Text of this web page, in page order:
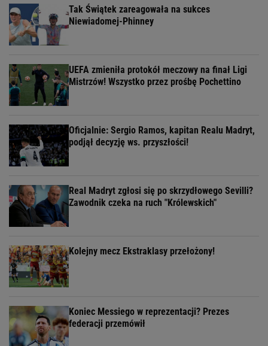
Tak Świątek zareagowała na sukces
Niewiadomej-Phinney
UEFA zmieniła protokół meczowy na finał Ligi
Mistrzów! Wszystko przez prośbę Pochettino
Oficjalnie: Sergio Ramos, kapitan Realu Madryt,
podjął decyzję ws. przyszłości!
Real Madryt zgłosi się po skrzydłowego Sevilli?
Zawodnik czeka na ruch "Królewskich"
Kolejny mecz Ekstraklasy przełożony!
Koniec Messiego w reprezentacji? Prezes
federacji przemówił